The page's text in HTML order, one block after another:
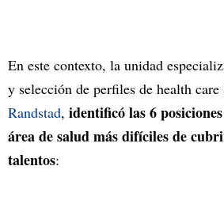
En este contexto, la unidad
y selección de perfiles de health
Randstad, identificó las 6
área de salud más difíciles de
talentos: